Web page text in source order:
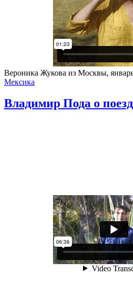
Вероника Жукова из Москвы,
Мексика
Владимир Пода о